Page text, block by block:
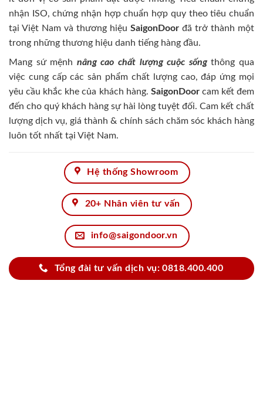
nhận ISO, chứng nhận hợp chuẩn hợp quy theo tiêu chuẩn
tại Việt Nam và thương hiệu SaigonDoor đã trở thành một
trong những thương hiệu danh tiếng hàng đầu.
Mang sứ mệnh nâng cao chất lượng cuộc sốngthông qua
việc cung cấp các sản phẩm chất lượng cao, đáp ứng mọi
yêu cầu khắc khe của khách hàng. SaigonDoorcam kết đem
đến cho quý khách hàng sự hài lòng tuyệt đối. Cam kết chất
lượng dịch vụ, giá thành & chính sách chăm sóc khách hàng
luôn tốt nhất tại Việt Nam.
Hệ thống Showroom
20+ Nhân viên tư vấn
info@saigondoor.vn
Tổng đài tư vấn dịch vụ: 0818.400.400